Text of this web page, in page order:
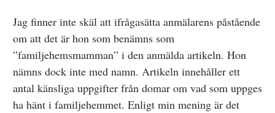
Jag finner inte skäl att ifrågasätta anmälarens påstående
om att det är hon som benämns som
”familjehemsmamman” i den anmälda artikeln. Hon
nämns dock inte med namn. Artikeln innehåller ett
antal känsliga uppgifter från domar om vad som uppges
ha hänt i familjehemmet. Enligt min mening är det